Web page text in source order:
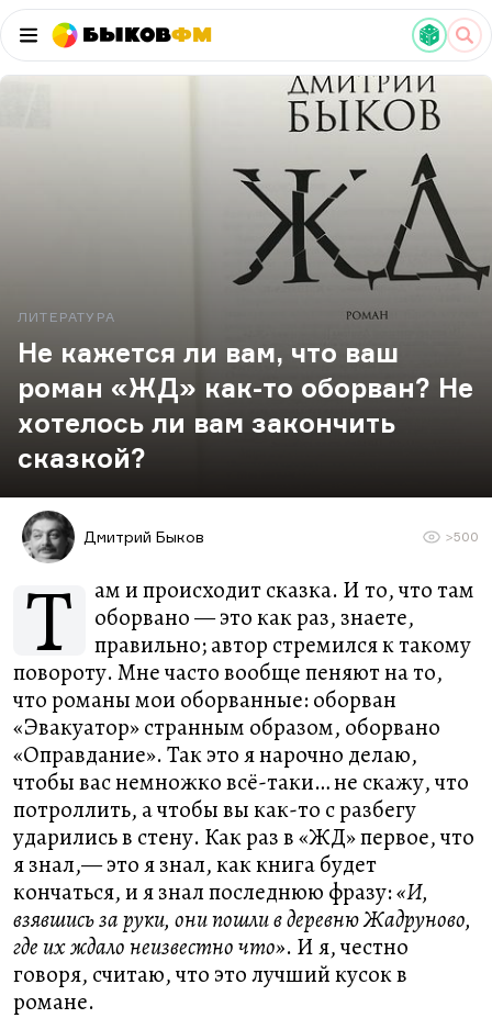
БыковФМ
ЛИТЕРАТУРА
Не кажется ли вам, что ваш
роман «ЖД» как-то оборван? Не
хотелось ли вам закончить
сказкой?
Дмитрий Быков >500
Т
ам и происходит сказка. И то, что там
оборвано — это как раз, знаете,
правильно; автор стремился к такому
повороту. Мне часто вообще пеняют на то,
что романы мои оборванные: оборван
«Эвакуатор» странным образом, оборвано
«Оправдание». Так это я нарочно делаю,
чтобы вас немножко всё-таки… не скажу, что
потроллить, а чтобы вы как-то с разбегу
ударились в стену. Как раз в «ЖД» первое, что
я знал,— это я знал, как книга будет
кончаться, и я знал последнюю фразу:«И,
взявшись за руки, они пошли в деревню Жадруново,
где их ждало неизвестно что». И я, честно
говоря, считаю, что это лучший кусок в
романе.